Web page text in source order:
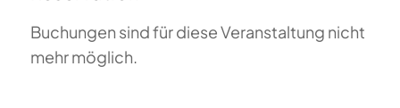
Buchungen sind für diese Veranstaltung nicht
mehr möglich.